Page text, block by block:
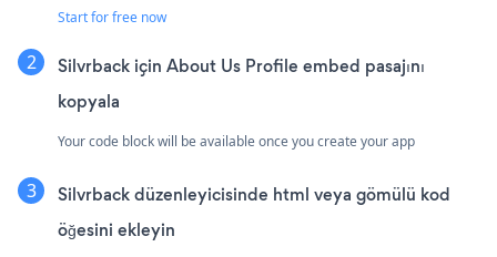
Start for free now
Silvrback için About Us Profile embed pasajını
kopyala
Your code block will be available once you create your app
Silvrback düzenleyicisinde html veya gömülü kod
öğesini ekleyin